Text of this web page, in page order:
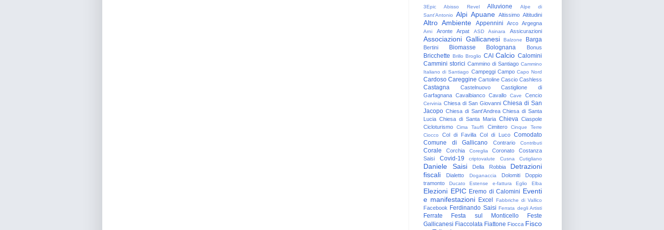
3Epic Abisso Revel Alluvione
Alpe di
Sant'Antonio
Alpi Apuane Altissimo Altitudini
Altro Ambiente Appennini Arco Argegna
Arni Aronte Arpat ASD Asinara Assicurazioni
Associazioni Gallicanesi Balzone Barga
Bertini Biomasse Bolognana Bonus
Bricchette Brillo Broglio CAI Calcio Calomini
Cammini storici Cammino di Santiago Cammino
Italiano di Santiago Campeggi Campo Capo Nord
Cardoso Careggine Cartoline Cascio Cashless
Castagna Castelnuovo
Castiglione di
Garfagnana Cavalbianco Cavallo Cave Cencio
Cervinia Chiesa di San Giovanni Chiesa di San
Jacopo Chiesa di Sant'Andrea Chiesa di Santa
Lucia Chiesa di Santa Maria Chieva Ciaspole
Cicloturismo
Cima Tauffi Cimitero
Cinque Terre
Ciocco
Col di Favilla Col di Luco Comodato
Comune di Gallicano
Contrario Contributi
Corale Corchia Coreglia Coronato
Costanza
Saisi
Covid-19 criptovalute Cusna Cutigliano
Daniele Saisi Della Robbia
Detrazioni
fiscali
Dialetto Doganaccia Dolomiti
Doppio
tramonto
Ducato Estense e-fattura Eglio Elba
Elezioni EPIC Eremo di Calomini Eventi
e manifestazioni Excel Fabbriche di Vallico
Facebook Ferdinando Saisi Ferrata degli Artisti
Ferrate Festa sul Monticello
Feste
Gallicanesi Fiaccolata Fiattone Fiocca Fisco